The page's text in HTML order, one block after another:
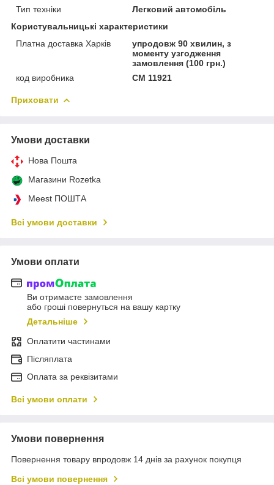
Тип техніки
Легковий автомобіль
Користувальницькі характеристики
Платна доставка Харків
упродовж 90 хвилин, з
моменту узгодження
замовлення (100 грн.)
код виробника
CM 11921
Приховати
Умови доставки
Нова Пошта
Магазини Rozetka
Meest ПОШТА
Всі умови доставки
Умови оплати
Ви отримаєте замовлення
або гроші повернуться на вашу картку
Детальніше
Оплатити частинами
Післяплата
Оплата за реквізитами
Всі умови оплати
Умови повернення
Повернення товару впродовж 14 днів за рахунок покупця
Всі умови повернення